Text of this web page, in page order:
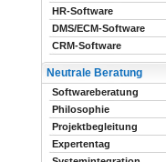
HR-Software
DMS/ECM-Software
CRM-Software
Neutrale Beratung
Softwareberatung
Philosophie
Projektbegleitung
Expertentag